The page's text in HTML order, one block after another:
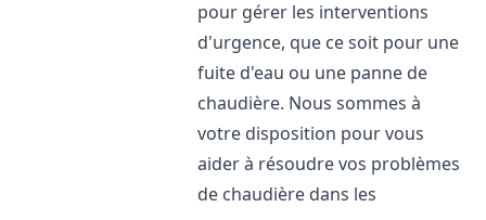
pour gérer les interventions
d'urgence, que ce soit pour une
fuite d'eau ou une panne de
chaudière. Nous sommes à
votre disposition pour vous
aider à résoudre vos problèmes
de chaudière dans les